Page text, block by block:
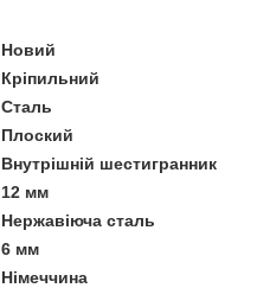
Новий
Кріпильний
Сталь
Плоский
Внутрішній шестигранник
12 мм
Нержавіюча сталь
6 мм
Німеччина